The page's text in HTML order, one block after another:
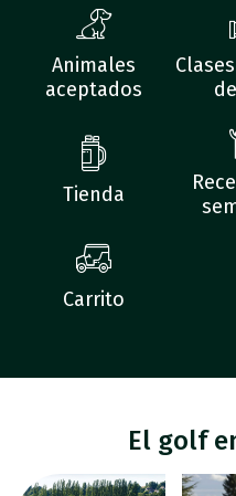
Animales
aceptados
Tienda
Carrito
El golf